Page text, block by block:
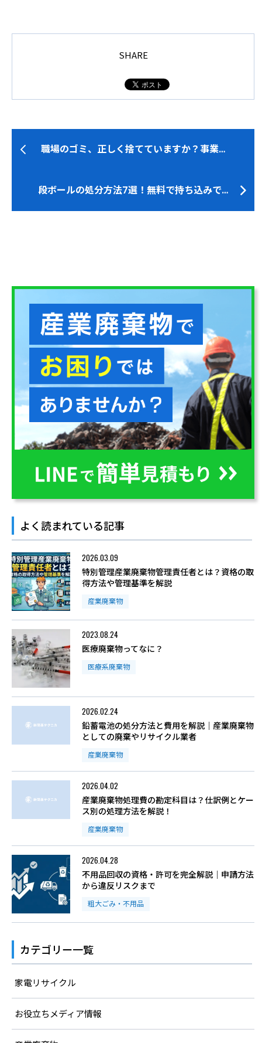
SHARE
職場のゴミ、正しく捨てていますか？事業…
段ボールの処分方法7選！無料で持ち込みで…
よく読まれている記事
2026.03.09
特別管理産業廃棄物管理責任者とは？資格の取
得方法や管理基準を解説
産業廃棄物
2023.08.24
医療廃棄物ってなに？
医療系廃棄物
2026.02.24
鉛蓄電池の処分方法と費用を解説｜産業廃棄物
としての廃棄やリサイクル業者
産業廃棄物
2026.04.02
産業廃棄物処理費の勘定科目は？仕訳例とケー
ス別の処理方法を解説！
産業廃棄物
2026.04.28
不用品回収の資格・許可を完全解説｜申請方法
から違反リスクまで
粗大ごみ・不用品
カテゴリー一覧
家電リサイクル
お役立ちメディア情報